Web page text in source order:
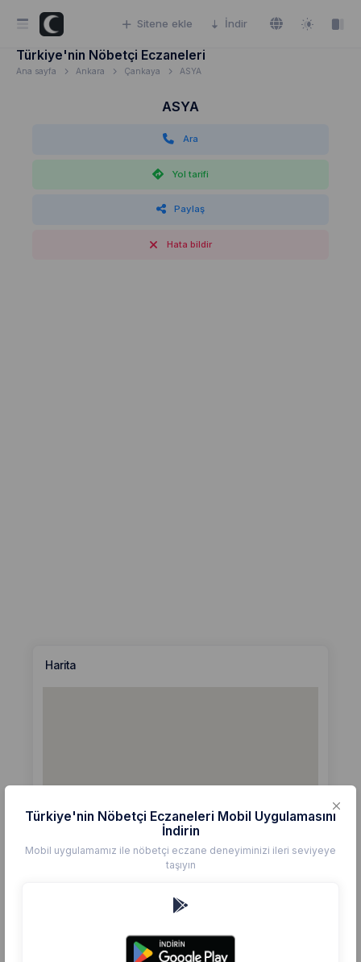
Sitene ekle İndir
Türkiye'nin Nöbetçi Eczaneleri
Ana sayfa Ankara Çankaya ASYA
ASYA
Ara
Yol tarifi
Paylaş
Hata bildir
Harita
Türkiye'nin Nöbetçi Eczaneleri Mobil Uygulamasını
İndirin
Mobil uygulamamız ile nöbetçi eczane deneyiminizi ileri seviyeye
taşıyın